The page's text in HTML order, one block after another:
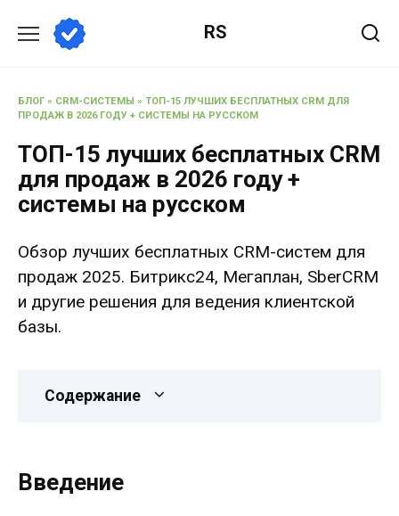
содержанию
RS
БЛОГ» CRM-СИСТЕМЫ » ТОП-15 ЛУЧШИХ БЕСПЛАТНЫХ CRM ДЛЯ
ПРОДАЖ В 2026 ГОДУ + СИСТЕМЫ НА РУССКОМ
ТОП-15 лучших бесплатных CRM
для продаж в 2026 году +
системы на русском
Обзор лучших бесплатных CRM-систем для
продаж 2025. Битрикс24, Мегаплан, SberCRM
и другие решения для ведения клиентской
базы.
Содержание
Введение